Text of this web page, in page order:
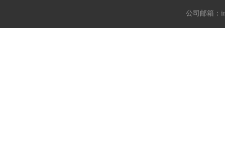
公司邮箱：